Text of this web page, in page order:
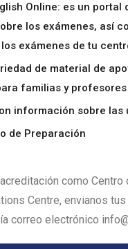
Online: es un
los exámenes, así
exámenes de tu
de material de
familias y profesores
información sobre las
de Preparación
como
Centre, envianos
correo electrónico